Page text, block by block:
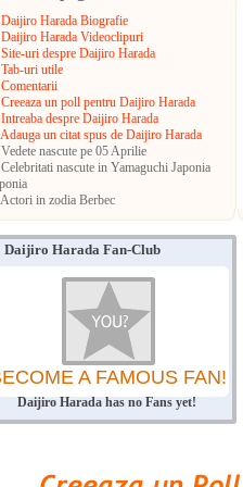
Harada Biografie
Harada Videoclipuri
uri despre Daijiro Harada
uri utile
un poll pentru Daijiro Harada
despre Daijiro Harada
un citat spus de Daijiro Harada
nascute pe 05 Aprilie
Celebritati nascute in Yamaguchi Japonia
in zodia Berbec
Daijiro Harada Fan-Club
A FAMOUS FAN!
Daijiro Harada has no Fans yet!